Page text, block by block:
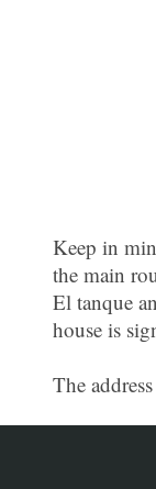
Keep in
the main
El tanque
house is
The